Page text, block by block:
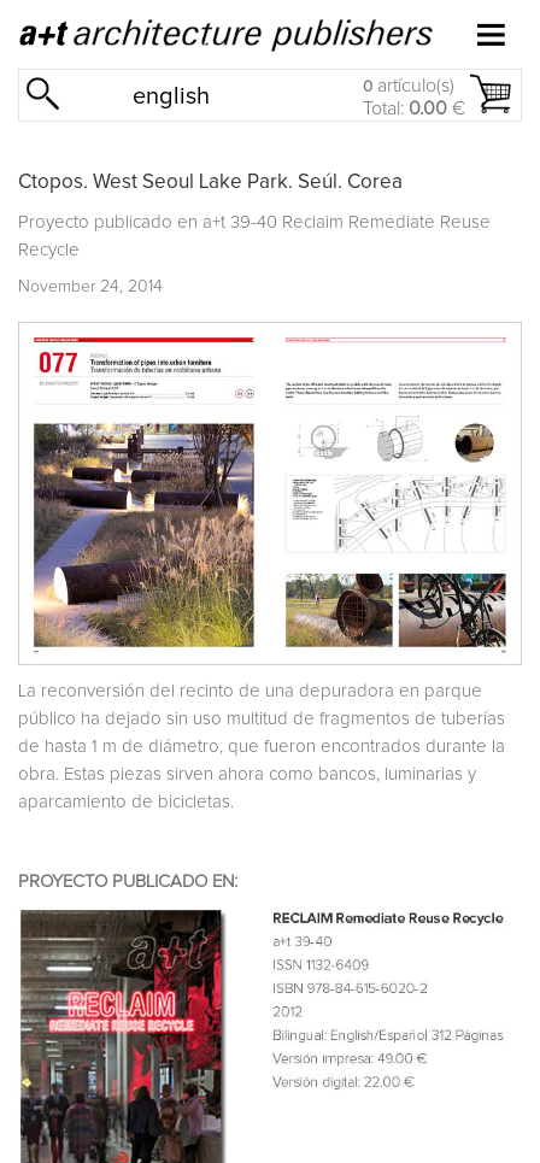
english 0 artículo(s)
Total: 0.00 €
Ctopos. West Seoul Lake Park. Seúl. Corea
Proyecto publicado en a+t 39-40 Reclaim Remediate Reuse
Recycle
November 24, 2014
La reconversión del recinto de una depuradora en parque
público ha dejado sin uso multitud de fragmentos de tuberías
de hasta 1 m de diámetro, que fueron encontrados durante la
obra. Estas piezas sirven ahora como bancos, luminarias y
aparcamiento de bicicletas.
PROYECTO PUBLICADO EN: